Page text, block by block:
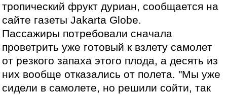
тропический фрукт дуриан, сообщается на
сайте газеты Jakarta Globe.
Пассажиры потребовали сначала
проветрить уже готовый к взлету самолет
от резкого запаха этого плода, а десять из
них вообще отказались от полета. "Мы уже
сидели в самолете, но решили сойти, так